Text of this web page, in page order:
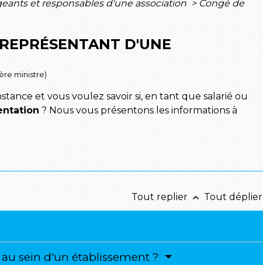
et responsables d'une association > Congé de
D'UNE
ministre)
et vous voulez savoir si, en tant que salarié ou
? Nous vous présentons les informations à
Tout replier keyboard_arrow_up Tout déplier
sein d'un établissement ?